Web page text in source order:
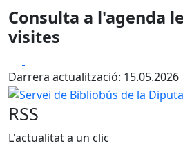
Consulta a l'agenda
visites
Darrera actualització:
Servei de Bibliobús de la
RSS
L'actualitat a un clic